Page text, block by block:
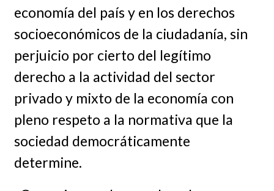
economía del país y en los derechos
socioeconómicos de la ciudadanía, sin
perjuicio por cierto del legítimo
derecho a la actividad del sector
privado y mixto de la economía con
pleno respeto a la normativa que la
sociedad democráticamente
determine.